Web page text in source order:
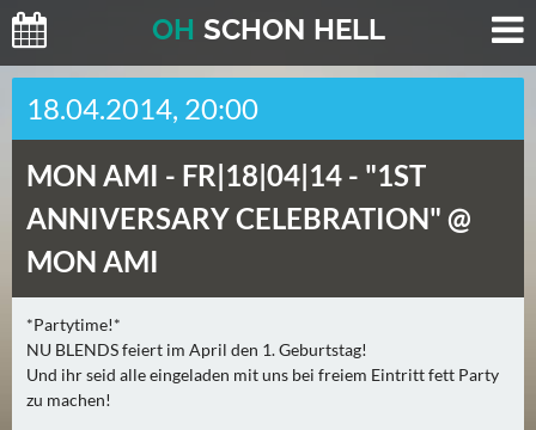
OH SCHON HELL
H
E
T
E
(
0
)
M
O
R
18.04.2014, 20:00
MON AMI - FR|18|04|14 - "1ST
ANNIVERSARY CELEBRATION" @
MON AMI
*Partytime!*
NU BLENDS feiert im April den 1. Geburtstag!
Und ihr seid alle eingeladen mit uns bei freiem Eintritt fett Party
zu machen!